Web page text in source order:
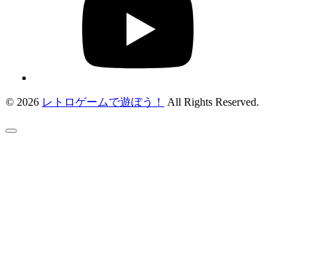
© 2026 レトロゲームで遊ぼう！ All Rights Reserved.